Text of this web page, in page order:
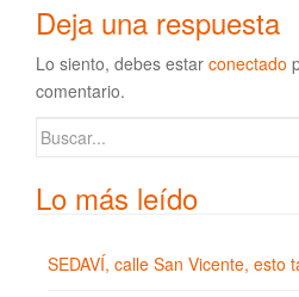
Deja una respuesta
Lo siento, debes estar conectado
comentario.
Buscar:
Lo más leído
SEDAVÍ, calle San Vicente, esto